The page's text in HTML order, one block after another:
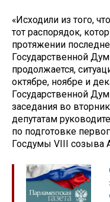
«Исходили из того,
тот распорядок,
протяжении
Государственной
продолжается,
октябре, ноябре и
Государственной
заседания во
депутатам
по подготовке
Госдумы VIII созыва